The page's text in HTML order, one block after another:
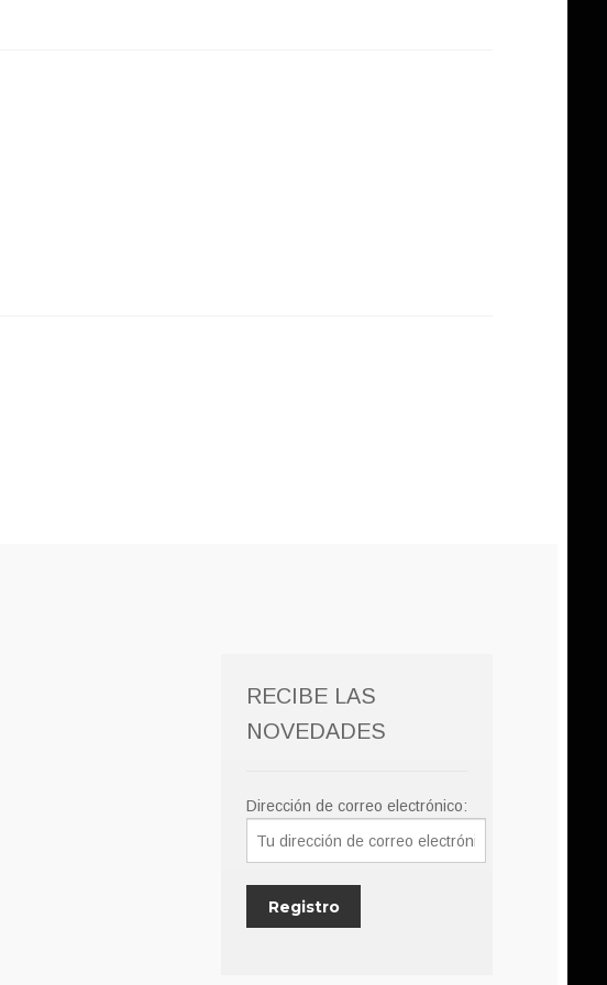
RECIBE LAS
NOVEDADES
Dirección de correo electrónico: